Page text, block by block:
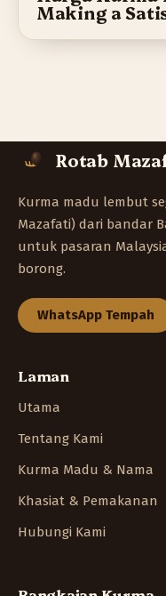
Making a
Rotab
Kurma madu lembut
Mazafati) dari bandar
untuk pasaran
borong.
WhatsApp Tempah
Laman
Utama
Tentang Kami
Kurma Madu & Nama
Khasiat & Pemakanan
Hubungi Kami